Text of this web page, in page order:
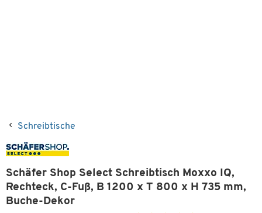
Schreibtische
Schäfer Shop Select Schreibtisch Moxxo IQ,
Rechteck, C-Fuß, B 1200 x T 800 x H 735 mm,
Buche-Dekor